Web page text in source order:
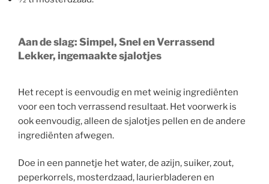
Aan de slag: Simpel, Snel en Verrassend
Lekker, ingemaakte sjalotjes
Het recept is eenvoudig en met weinig ingrediënten
voor een toch verrassend resultaat. Het voorwerk is
ook eenvoudig, alleen de sjalotjes pellen en de andere
ingrediënten afwegen.
Doe in een pannetje het water, de azijn, suiker, zout,
peperkorrels, mosterdzaad, laurierbladeren en